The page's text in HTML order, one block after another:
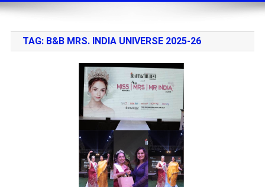
TAG: B&B MRS. INDIA UNIVERSE 2025-26